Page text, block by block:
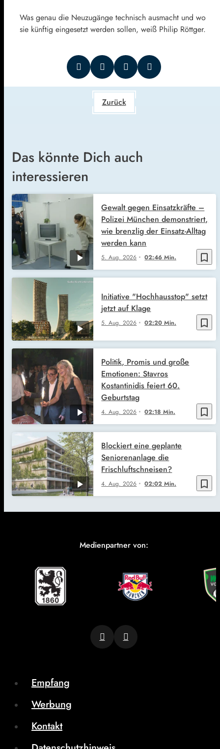
Was genau die Neuzugänge technisch ausmacht und wo
sie künftig eingesetzt werden sollen, weiß Philip Röttger.
Zurück
Das könnte Dich auch
interessieren
bookmark_border
5. Aug. 2026 02:46 Min.
Gewalt gegen Einsatzkräfte –
Polizei München demonstriert,
wie brenzlig der Einsatz-Alltag
werden kann
bookmark_border
5. Aug. 2026 02:20 Min.
Initiative "Hochhausstop" setzt
jetzt auf Klage
bookmark_border
4. Aug. 2026 02:18 Min.
Politik, Promis und große
Emotionen: Stavros
Kostantinidis feiert 60.
Geburtstag
bookmark_border
4. Aug. 2026 02:02 Min.
Blockiert eine geplante
Seniorenanlage die
Frischluftschneisen?
Medienpartner von:
Empfang
Werbung
Kontakt